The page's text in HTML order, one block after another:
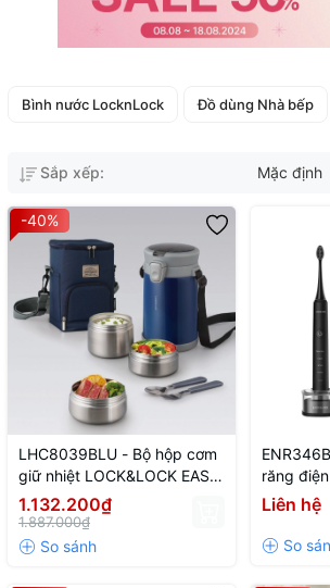
Bình nước LocknLock Đồ dùng Nhà bếp
Sắp xếp: Mặc định
-40%
LHC8039BLU - Bộ hộp cơm
giữ nhiệt LOCK&LOCK EASY
CARRY 2.0L, 720ml*1,
420ml*2, bộ muỗng và
nĩa*1, túi đựng*1 - Màu xanh
1.132.200₫
1.887.000₫
răng
DC3.7V,
Sạc
Liên hệ